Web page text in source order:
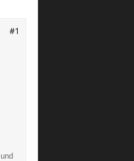
#1